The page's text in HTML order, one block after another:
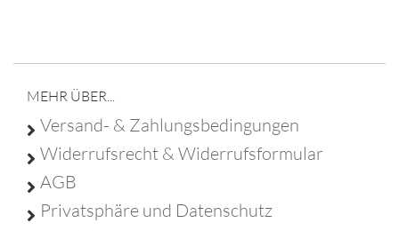
MEHR ÜBER...
Versand- & Zahlungsbedingungen
Widerrufsrecht & Widerrufsformular
AGB
Privatsphäre und Datenschutz